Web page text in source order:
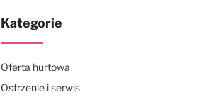
Kategorie
Oferta hurtowa
Ostrzenie i serwis